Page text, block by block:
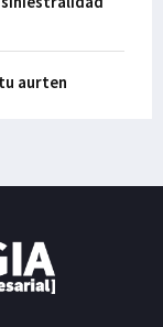
aurten